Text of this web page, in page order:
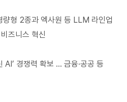
량형 2종과 엑사원 등 LLM 라인업
즈니스 혁신
AI’ 경쟁력 확보 … 금융·공공 등